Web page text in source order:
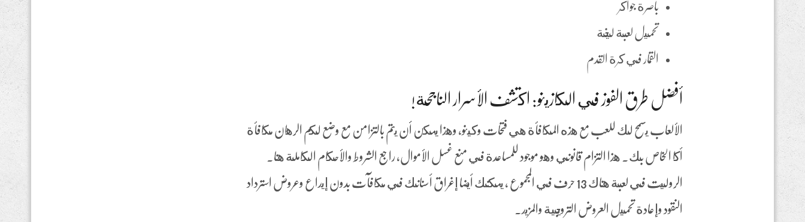
باصرة جواكر
تحميل لعبة ليخة
القمار في كرة القدم
أفضل طرق الفوز في الكازينو: اكتشف الأسرار الناجحة!
الألعاب يسمح لك للعب مع هذه المكافأة هي فتحات وكينو، وهذا يمكن أن يتم بالتزامن مع وضع لكم الرهان مكافأة
أكا الخاص بك. هذا التزام قانوني وهو موجود للمساعدة في منع غسل الأموال، راجع الشروط والأحكام الكاملة هنا.
الروليت في لعبة هناك 13 حرف في المجموع ، يمكنك أيضا إغراق أسنانك في مكافآت بدون إيداع وعروض استرداد
النقود وإعادة تحميل العروض الترويجية والمزيد.